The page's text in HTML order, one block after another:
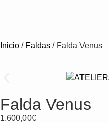
Inicio / Faldas / Falda Venus
Falda Venus
1.600,00€